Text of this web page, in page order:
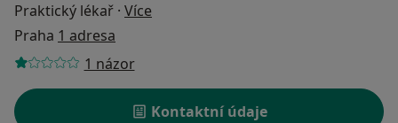
Praktický lékař · Více
Praha 1 adresa
1 názor
Kontaktní údaje